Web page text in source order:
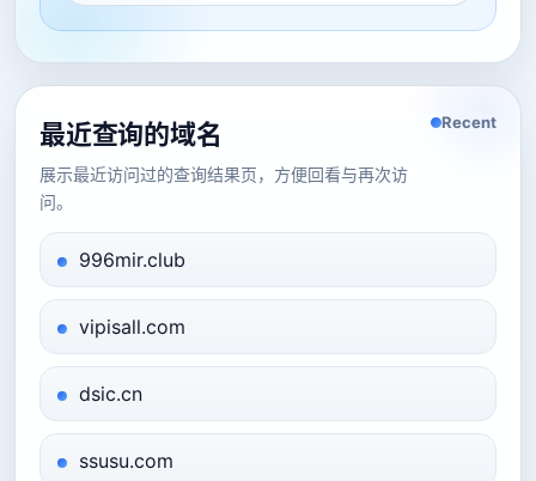
最近查询的域名
展示最近访问过的查询结果页，方便回看与再次访
问。
Recent
996mir.club
vipisall.com
dsic.cn
ssusu.com